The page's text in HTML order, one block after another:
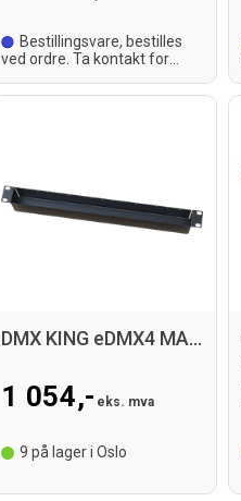
Bestillingsvare, bestilles
ved ordre. Ta kontakt for
DMX KING eDMX4 MAX 19” rack case
1 054,- eks. mva
9 på lager i Oslo